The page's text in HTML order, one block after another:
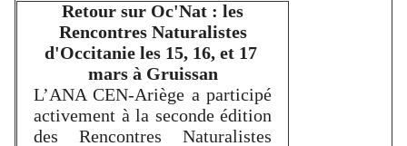
Retour sur Oc'Nat : les
Rencontres Naturalistes
d'Occitanie les 15, 16, et 17
mars à Gruissan
L’ANA CEN-Ariège a participé
activement à la seconde édition
des Rencontres Naturalistes